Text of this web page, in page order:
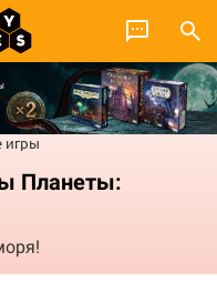
игры
Планеты: